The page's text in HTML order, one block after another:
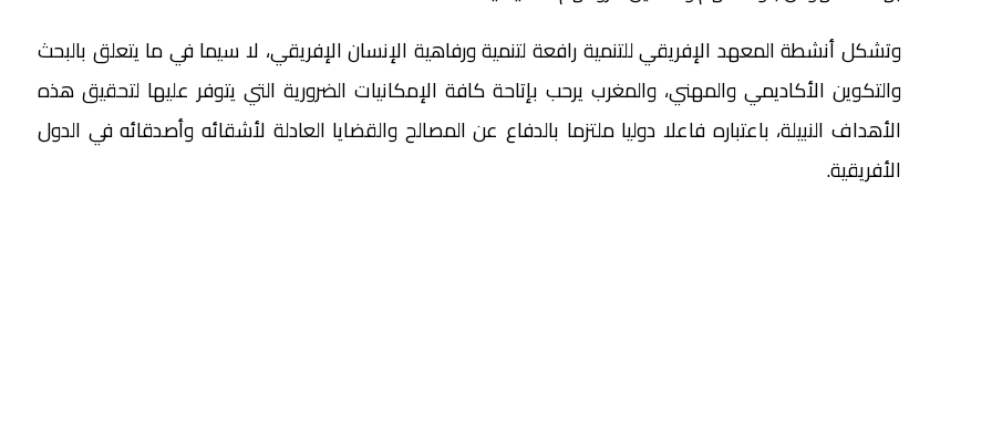
وتشكل أنشطة المعهد الإفريقي للتنمية رافعة لتنمية ورفاهية الإنسان الإفريقي، لا سيما في ما يتعلق بالبحث
والتكوين الأكاديمي والمهني، والمغرب يرحب بإتاحة كافة الإمكانيات الضرورية التي يتوفر عليها لتحقيق هذه
الأهداف النبيلة، باعتباره فاعلا دوليا ملتزما بالدفاع عن المصالح والقضايا العادلة لأشقائه وأصدقائه في الدول
الأفريقية.